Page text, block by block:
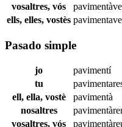
vosaltres, vós
ells, elles, vostès
Pasado simple
jo
pavimentí
tu
ell, ella, vostè
pavimentà
nosaltres
vosaltres, vós